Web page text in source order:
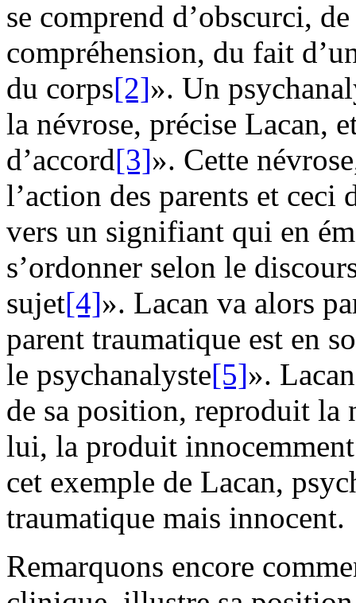
se comprend d’obscurci,
compréhension, du fait
du corps[2]». Un
la névrose, précise Lacan,
d’accord[3]». Cette
l’action des parents et ceci
vers un signifiant qui en
s’ordonner selon le
sujet[4]». Lacan va alors
parent traumatique est en
le psychanalyste[5]».
de sa position, reproduit la
lui, la produit innocemment
cet exemple de Lacan,
traumatique mais innocent.
Remarquons encore